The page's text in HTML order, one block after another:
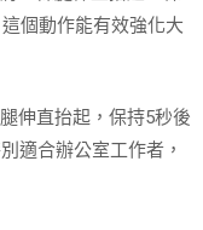
個動作能有效強化大
伸直抬起，保持5秒後
適合辦公室工作者，